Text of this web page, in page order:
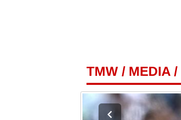
TMW / MEDIA /